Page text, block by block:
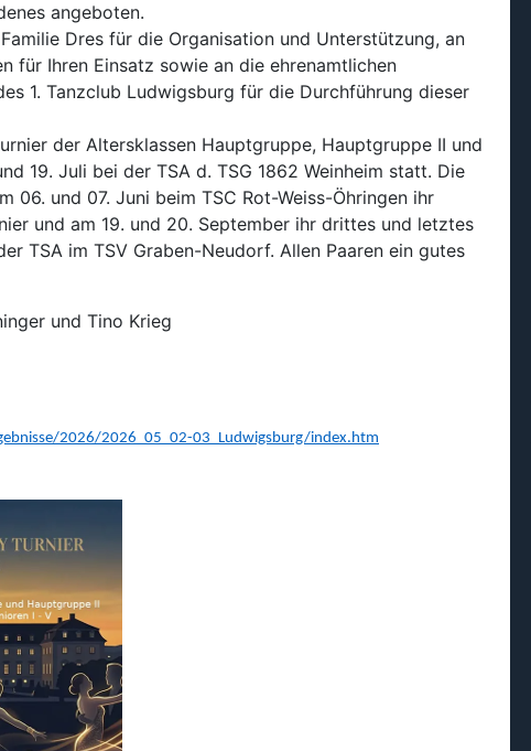
angeboten.
Dres für die Organisation und Unterstützung, an
für Ihren Einsatz sowie an die ehrenamtlichen
1. Tanzclub Ludwigsburg für die Durchführung dieser
der Altersklassen Hauptgruppe, Hauptgruppe II und
19. Juli bei der TSA d. TSG 1862 Weinheim statt. Die
06. und 07. Juni beim TSC Rot-Weiss-Öhringen ihr
und am 19. und 20. September ihr drittes und letztes
TSA im TSV Graben-Neudorf. Allen Paaren ein gutes
und Tino Krieg
2026/2026_05_02-03_Ludwigsburg/index.htm